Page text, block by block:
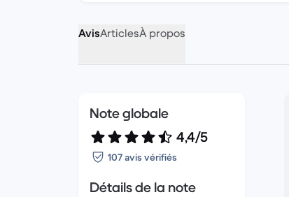
AvisArticlesÀ propos
Note globale
4,4/5
107 avis vérifiés
Détails de la note